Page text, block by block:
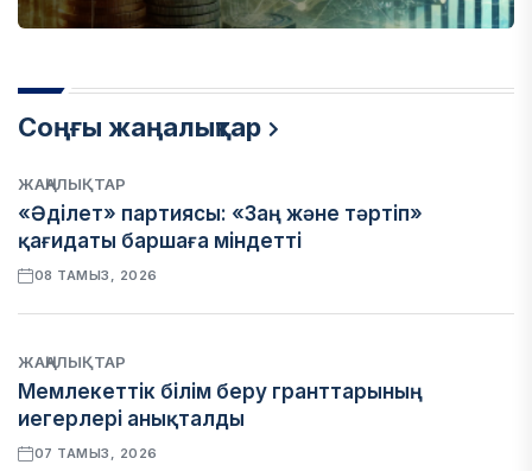
Соңғы жаңалықтар
ЖАҢАЛЫҚТАР
«Әділет» партиясы: «Заң және тәртіп»
қағидаты баршаға міндетті
08 ТАМЫЗ, 2026
ЖАҢАЛЫҚТАР
Мемлекеттік білім беру гранттарының
иегерлері анықталды
07 ТАМЫЗ, 2026